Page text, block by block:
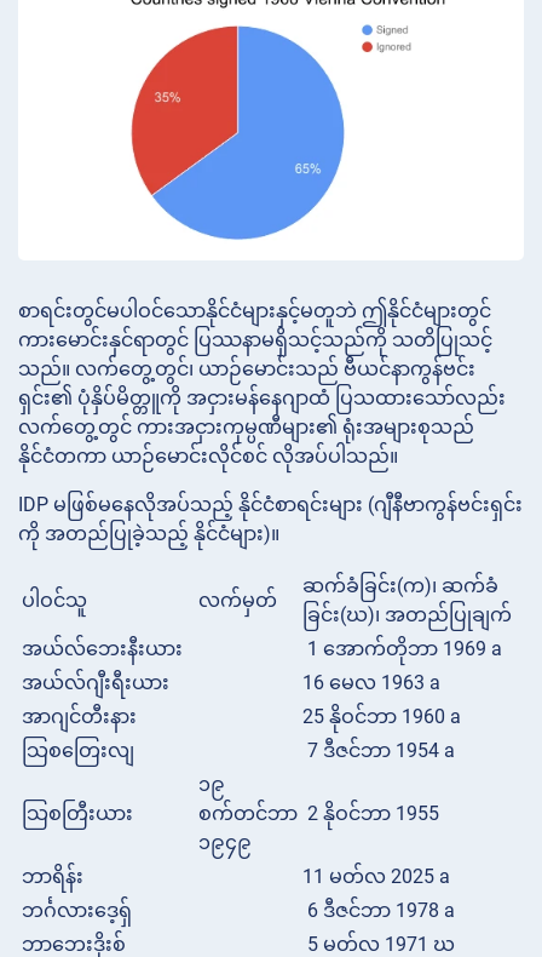
စာရင်းတွင်မပါဝင်သောနိုင်ငံများနှင့်မတူဘဲ ဤနိုင်ငံများတွင်
ကားမောင်းနှင်ရာတွင် ပြဿနာမရှိသင့်သည်ကို သတိပြုသင့်
သည်။ လက်တွေ့တွင်၊ ယာဉ်မောင်းသည် ဗီယင်နာကွန်ဗင်း
ရှင်း၏ ပုံနှိပ်မိတ္တူကို အငှားမန်နေဂျာထံ ပြသထားသော်လည်း
လက်တွေ့တွင် ကားအငှားကုမ္ပဏီများ၏ ရုံးအများစုသည်
နိုင်ငံတကာ ယာဉ်မောင်းလိုင်စင် လိုအပ်ပါသည်။
IDP မဖြစ်မနေလိုအပ်သည့် နိုင်ငံစာရင်းများ (ဂျီနီဗာကွန်ဗင်းရှင်း
ကို အတည်ပြုခဲ့သည့် နိုင်ငံများ)။
ပါဝင်သူ လက်မှတ်
ဆက်ခံခြင်း(က)၊ ဆက်ခံ
ခြင်း(ဃ)၊ အတည်ပြုချက်
အယ်လ်ဘေးနီးယား
1 အောက်တိုဘာ 1969 a
အယ်လ်ဂျီးရီးယား
16 မေလ 1963 a
အာဂျင်တီးနား
25 နိုဝင်ဘာ 1960 a
သြစတြေးလျ
7 ဒီဇင်ဘာ 1954 a
သြစတြီးယား
၁၉
စက်တင်ဘာ
၁၉၄၉
2 နိုဝင်ဘာ 1955
ဘာရိန်း
11 မတ်လ 2025 a
ဘင်္ဂလားဒေ့ရှ်
6 ဒီဇင်ဘာ 1978 a
ဘာဘေးဒိုးစ်
5 မတ်လ 1971 ဃ